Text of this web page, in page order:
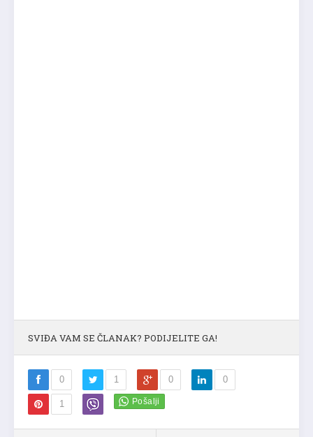
SVIĐA VAM SE ČLANAK? PODIJELITE GA!
0 1 0 0
1